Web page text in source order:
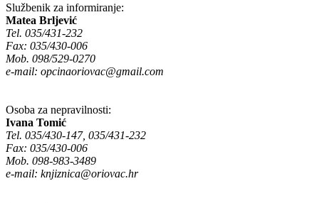
Službenik za informiranje:
Matea Brljević
Tel. 035/431-232
Fax: 035/430-006
Mob. 098/529-0270
e-mail: opcinaoriovac@gmail.com
Osoba za nepravilnosti:
Ivana Tomić
Tel. 035/430-147, 035/431-232
Fax: 035/430-006
Mob. 098-983-3489
e-mail: knjiznica@oriovac.hr